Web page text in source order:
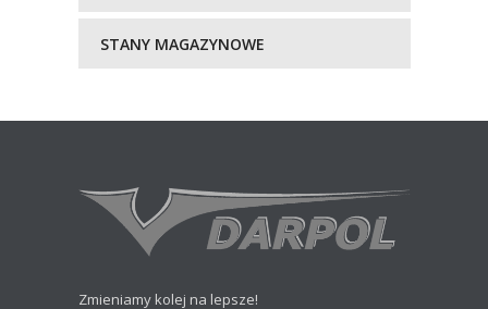
STANY MAGAZYNOWE
Zmieniamy kolej na lepsze!